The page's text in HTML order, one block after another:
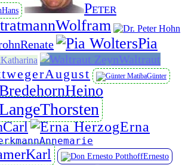
Hans Peter
Wolfram
Renate Pia
Katharina Waltraut
August Günter
Heino
Thorsten
Carl Erna
Annemarie
Karl Ernesto